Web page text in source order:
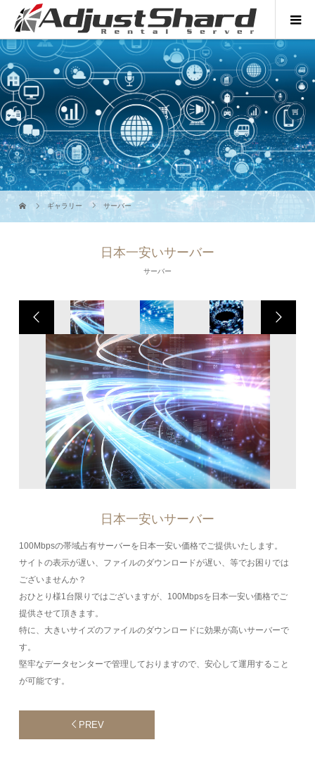
ギャラリー サーバー
日本一安いサーバー
サーバー
日本一安いサーバー
100Mbpsの帯域占有サーバーを日本一安い価格でご提供いたします。
サイトの表示が遅い、ファイルのダウンロードが遅い、等でお困りでは
ございませんか？
おひとり様1台限りではございますが、100Mbpsを日本一安い価格でご
提供させて頂きます。
特に、大きいサイズのファイルのダウンロードに効果が高いサーバーで
す。
堅牢なデータセンターで管理しておりますので、安心して運用すること
が可能です。
PREV